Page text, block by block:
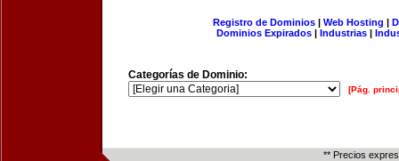
Registro de Dominios| Web Hosting |
Dominios Expirados | Industrias |
Categorías de Dominio:
[Pág.
** Precios